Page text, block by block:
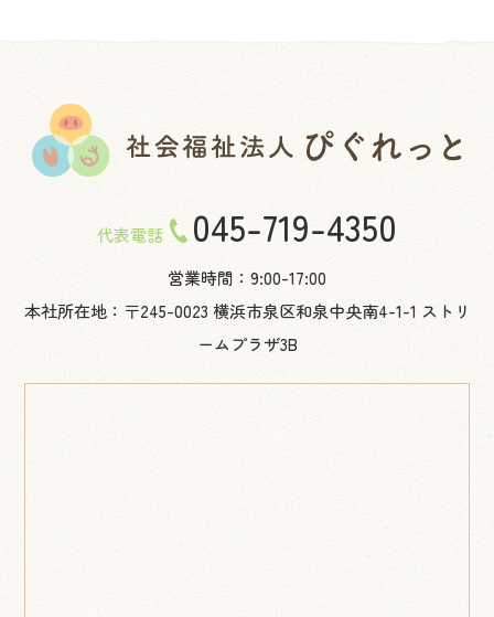
代表電話 045-719-4350
営業時間：9:00-17:00
本社所在地：〒245-0023 横浜市泉区和泉中央南4-1-1 ストリ
ームプラザ3B